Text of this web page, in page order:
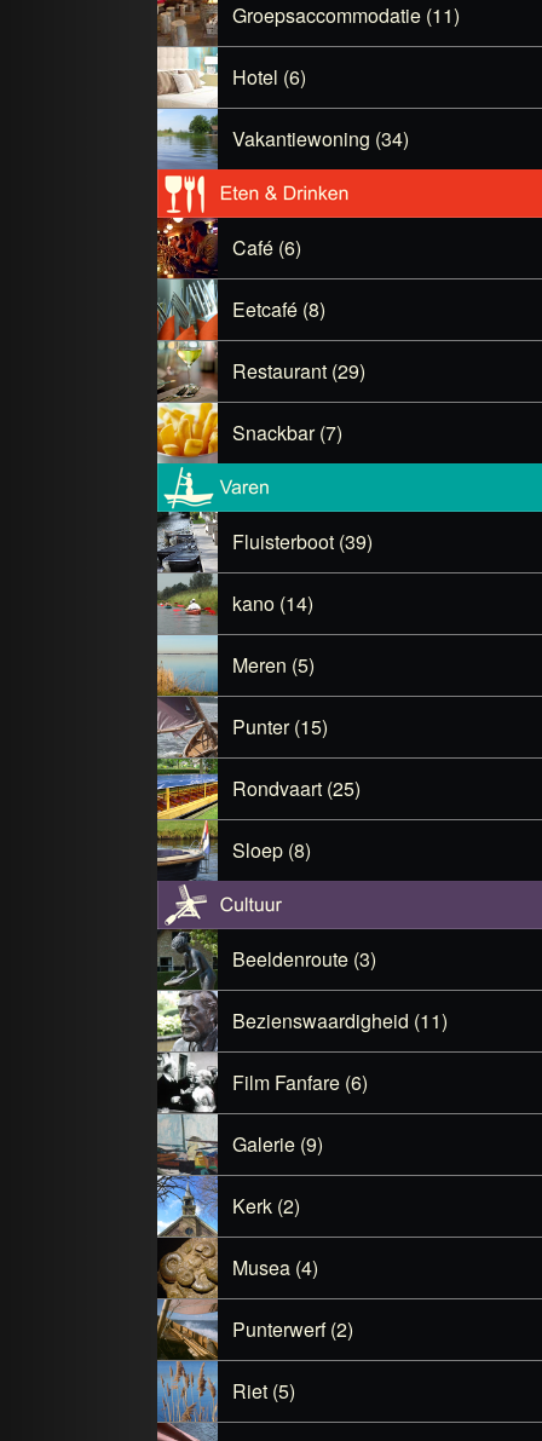
Groepsaccommodatie (11)
Hotel (6)
Vakantiewoning (34)
Café (6)
Eetcafé (8)
Restaurant (29)
Snackbar (7)
Fluisterboot (39)
kano (14)
Meren (5)
Punter (15)
Rondvaart (25)
Sloep (8)
Beeldenroute (3)
Bezienswaardigheid (11)
Film Fanfare (6)
Galerie (9)
Kerk (2)
Musea (4)
Punterwerf (2)
Riet (5)